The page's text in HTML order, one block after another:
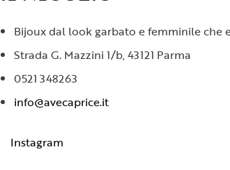
Bijoux dal look garbato e femminile che
Strada G. Mazzini 1/b, 43121 Parma
0521 348263
info@avecaprice.it
Instagram